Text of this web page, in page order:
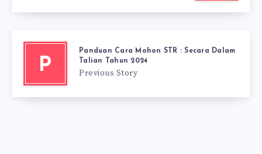
P
Panduan Cara Mohon STR : Secara Dalam
Talian Tahun 2024
Previous Story